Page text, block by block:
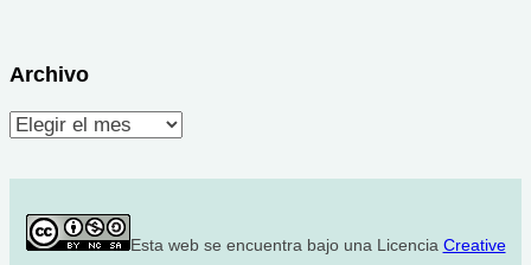
Archivo
Archivo
Esta web se encuentra bajo una Licencia Creative